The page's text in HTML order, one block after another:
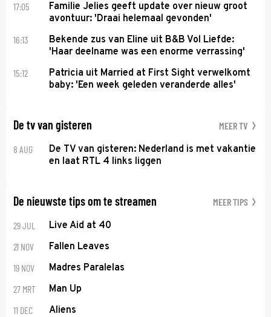
17:05
Familie Jelies geeft update over nieuw groot
avontuur: 'Draai helemaal gevonden'
16:13
Bekende zus van Eline uit B&B Vol Liefde:
'Haar deelname was een enorme verrassing'
15:12
Patricia uit Married at First Sight verwelkomt
baby: 'Een week geleden veranderde alles'
De tv van gisteren MEER TV
8 AUG
De TV van gisteren: Nederland is met vakantie
en laat RTL 4 links liggen
De nieuwste tips om te streamen MEER TIPS
29 JUL Live Aid at 40
21 NOV Fallen Leaves
19 NOV Madres Paralelas
27 MRT Man Up
11 DEC Aliens